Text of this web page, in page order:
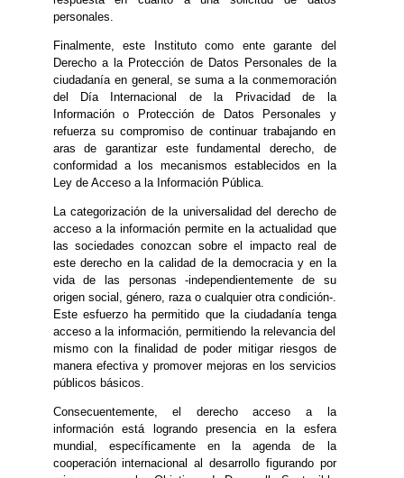
personales.
Finalmente, este Instituto como ente garante del
Derecho a la Protección de Datos Personales de la
ciudadanía en general, se suma a la conmemoración
del Día Internacional de la Privacidad de la
Información o Protección de Datos Personales y
refuerza su compromiso de continuar trabajando en
aras de garantizar este fundamental derecho, de
conformidad a los mecanismos establecidos en la
Ley de Acceso a la Información Pública.
La categorización de la universalidad del derecho de
acceso a la información permite en la actualidad que
las sociedades conozcan sobre el impacto real de
este derecho en la calidad de la democracia y en la
vida de las personas -independientemente de su
origen social, género, raza o cualquier otra condición-.
Este esfuerzo ha permitido que la ciudadanía tenga
acceso a la información, permitiendo la relevancia del
mismo con la finalidad de poder mitigar riesgos de
manera efectiva y promover mejoras en los servicios
públicos básicos.
Consecuentemente, el derecho acceso a la
información está logrando presencia en la esfera
mundial, específicamente en la agenda de la
cooperación internacional al desarrollo figurando por